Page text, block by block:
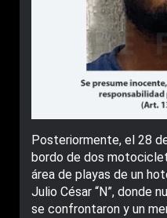
Posteriormente, el 28
bordo de dos
área de playas de un
Julio César “N”, donde
se confrontaron y un